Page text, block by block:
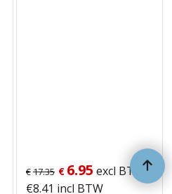
€17.35 € 6.95 excl BTW
€8.41 incl BTW